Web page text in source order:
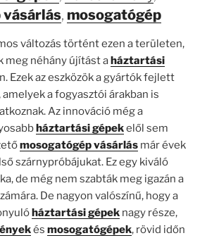
vásárlás, mosogatógép
változás történt ezen a területen,
meg néhány újítást aháztartási
Ezek az eszközök a gyártók fejlett
a fogyasztói árakban is
Az innováció még a
háztartási gépekelől sem
mosogatógép vásárlásmár évek
szárnypróbájukat. Ez egy kiváló
de még nem szabták meg igazán a
De nagyon valószínű, hogy a
háztartási gépek nagy része,
és mosogatógépek, rövid időn